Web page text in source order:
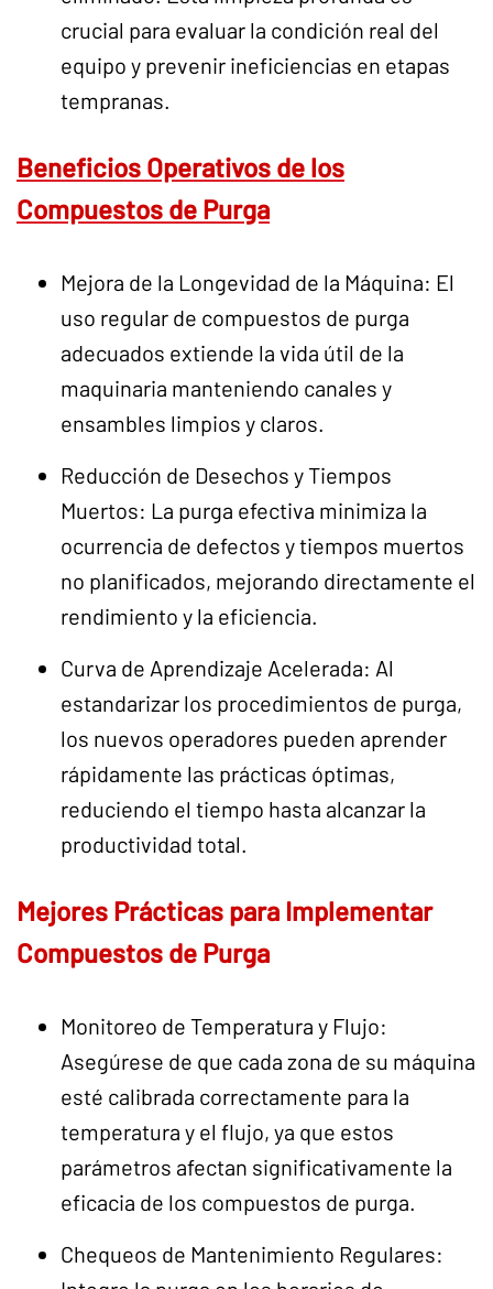
crucial para evaluar la condición real del
equipo y prevenir ineficiencias en etapas
tempranas.
Beneficios Operativos de los
Compuestos de Purga
Mejora de la Longevidad de la Máquina: El
uso regular de compuestos de purga
adecuados extiende la vida útil de la
maquinaria manteniendo canales y
ensambles limpios y claros.
Reducción de Desechos y Tiempos
Muertos: La purga efectiva minimiza la
ocurrencia de defectos y tiempos muertos
no planificados, mejorando directamente el
rendimiento y la eficiencia.
Curva de Aprendizaje Acelerada: Al
estandarizar los procedimientos de purga,
los nuevos operadores pueden aprender
rápidamente las prácticas óptimas,
reduciendo el tiempo hasta alcanzar la
productividad total.
Mejores Prácticas para Implementar
Compuestos de Purga
Monitoreo de Temperatura y Flujo:
Asegúrese de que cada zona de su máquina
esté calibrada correctamente para la
temperatura y el flujo, ya que estos
parámetros afectan significativamente la
eficacia de los compuestos de purga.
Chequeos de Mantenimiento Regulares: